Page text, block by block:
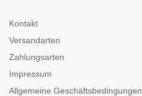
Kontakt
Versandarten
Zahlungsarten
Impressum
Allgemeine Geschäftsbedingungen